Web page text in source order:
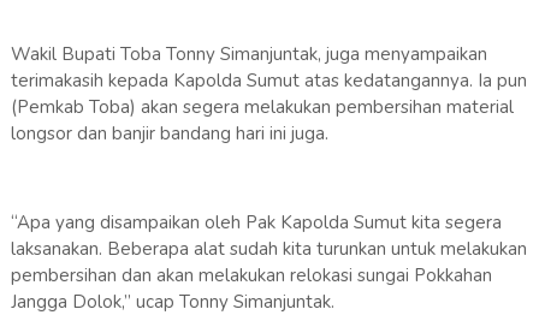
Wakil Bupati Toba Tonny Simanjuntak, juga menyampaikan
terimakasih kepada Kapolda Sumut atas kedatangannya. Ia pun
(Pemkab Toba) akan segera melakukan pembersihan material
longsor dan banjir bandang hari ini juga.
“Apa yang disampaikan oleh Pak Kapolda Sumut kita segera
laksanakan. Beberapa alat sudah kita turunkan untuk melakukan
pembersihan dan akan melakukan relokasi sungai Pokkahan
Jangga Dolok,” ucap Tonny Simanjuntak.